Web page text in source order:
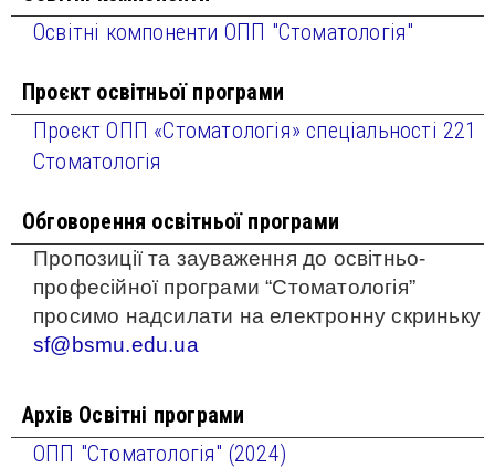
Освітні компоненти ОПП "Стоматологія"
Проєкт освітньої програми
Проєкт ОПП «Стоматологія» спеціальності 221
Стоматологія
Обговорення освітньої програми
Пропозиції та зауваження до освітньо-
професійної програми “Стоматологія”
просимо надсилати на електронну скриньку
sf@bsmu.edu.ua
Архів Освітні програми
ОПП "Стоматологія" (2024)